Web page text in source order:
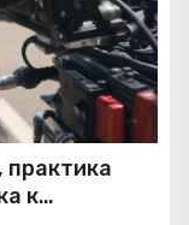
к